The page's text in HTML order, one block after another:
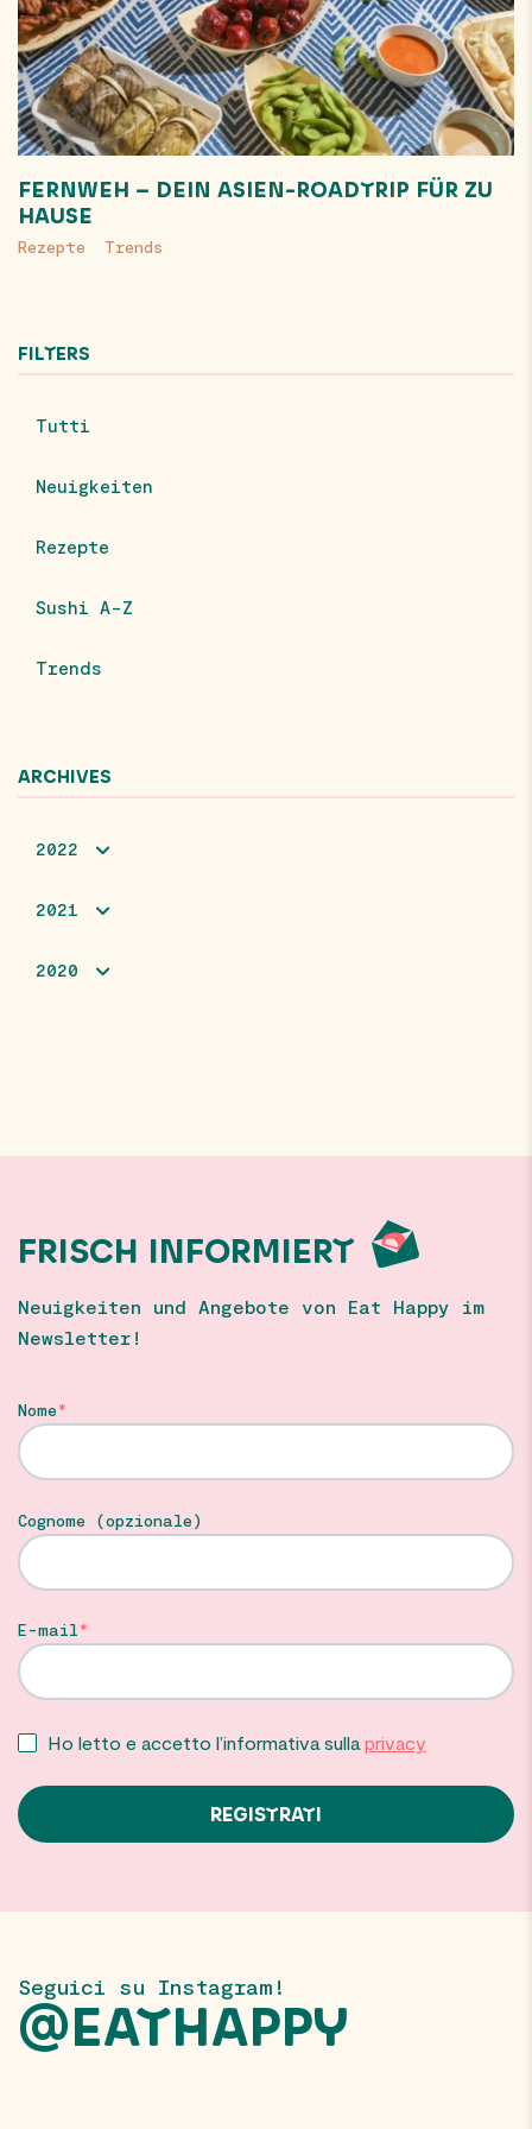
FERNWEH – DEIN ASIEN-ROADTRIP FÜR ZU
HAUSE
Rezepte Trends
FILTERS
Tutti
Neuigkeiten
Rezepte
Sushi A-Z
Trends
ARCHIVES
2022
2021
2020
FRISCH INFORMIERT
Neuigkeiten und Angebote von Eat Happy im
Newsletter!
Nome
Cognome (opzionale)
E-mail
Ho letto e accetto l’informativa sulla privacy
Seguici su Instagram!
@EATHAPPY